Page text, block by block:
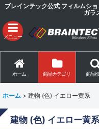
ブレインテック公式 フィルムシ
ガラ
メニュー
ホーム 商品カテゴリ 商品
ホーム > 建物 (色) イエロー黄系
建物 (色) イエロー黄系